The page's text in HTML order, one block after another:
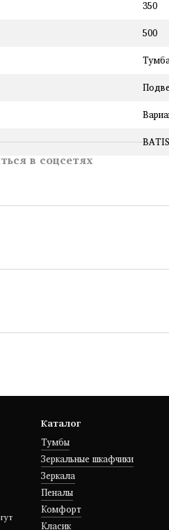
350
500
в соцсетях
Каталог
Тумбы
Зеркальные шкафчики
Зеркала
Пеналы
Комфорт
Класик